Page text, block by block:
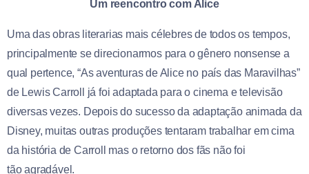
Um reencontro com Alice
Uma das obras literarias mais célebres de todos os tempos,
principalmente se direcionarmos para o gênero nonsense a
qual pertence, “As aventuras de Alice no país das Maravilhas”
de Lewis Carroll já foi adaptada para o cinema e televisão
diversas vezes. Depois do sucesso da adaptação animada da
Disney, muitas outras produções tentaram trabalhar em cima
da história de Carroll mas o retorno dos fãs não foi
tão agradável.